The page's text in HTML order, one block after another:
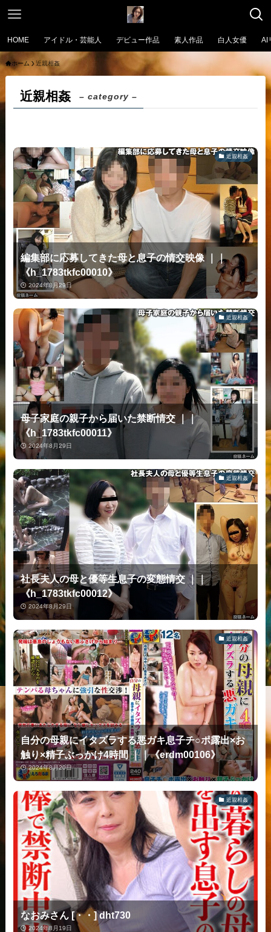
HOME アイドル・芸能人 デビュー作品 素人作品 白人女優 AI
ホーム 近親相姦
近親相姦 – category –
近親相姦
編集部に応募してきた母と息子の情交映像 ｜｜
《h_1783tkfc00010》
2024年8月29日
近親相姦
母子家庭の親子から届いた禁断情交 ｜｜
《h_1783tkfc00011》
2024年8月29日
近親相姦
社長夫人の母と優等生息子の変態情交 ｜｜
《h_1783tkfc00012》
2024年8月29日
近親相姦
自分の母親にイタズラする悪ガキ息子チ○ポ露出×お
触り×精子ぶっかけ4時間 ｜｜《erdm00106》
2024年8月20日
近親相姦
なおみさん [・・] dht730
2024年8月19日